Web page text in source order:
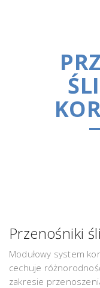
Przenośniki
Modułowy system
cechuje
zakresie